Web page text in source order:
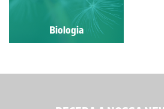
Biologia